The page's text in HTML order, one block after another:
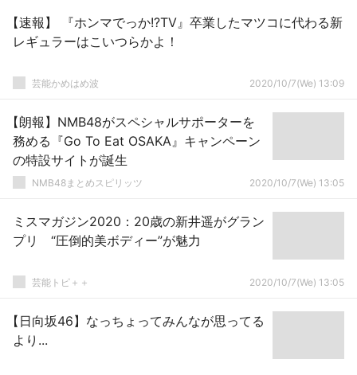
【速報】 『ホンマでっか!?TV』卒業したマツコに代わる新
レギュラーはこいつらかよ！
芸能かめはめ波 2020/10/7(We) 13:09
【朗報】NMB48がスペシャルサポーターを
務める『Go To Eat OSAKA』キャンペーン
の特設サイトが誕生
NMB48まとめスピリッツ 2020/10/7(We) 13:05
ミスマガジン2020：20歳の新井遥がグラン
プリ “圧倒的美ボディー”が魅力
芸能トピ＋＋ 2020/10/7(We) 13:05
【日向坂46】なっちょってみんなが思ってる
より...